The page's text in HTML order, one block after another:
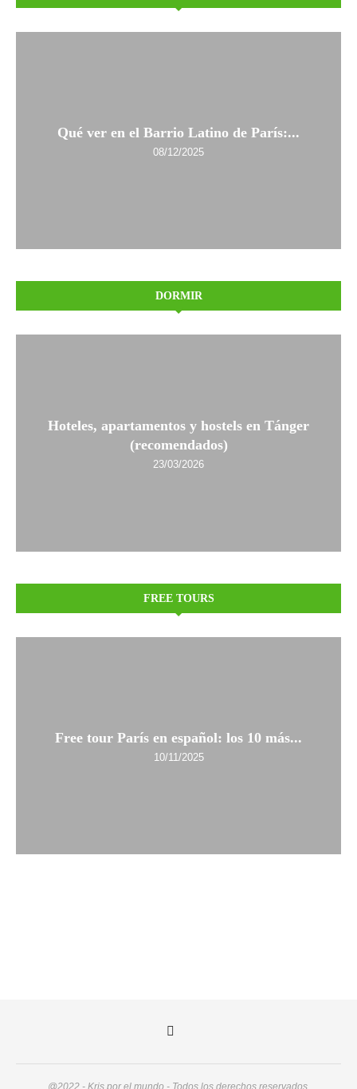
Qué ver en el Barrio Latino de París:...
08/12/2025
DORMIR
Hoteles, apartamentos y hostels en Tánger
(recomendados)
23/03/2026
FREE TOURS
Free tour París en español: los 10 más...
10/11/2025
@2022 - Kris por el mundo - Todos los derechos reservados.